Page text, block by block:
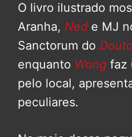
O livro ilustrado
Aranha, Ned e MJ
Sanctorum do
enquanto Wong faz
pelo local,
peculiares.